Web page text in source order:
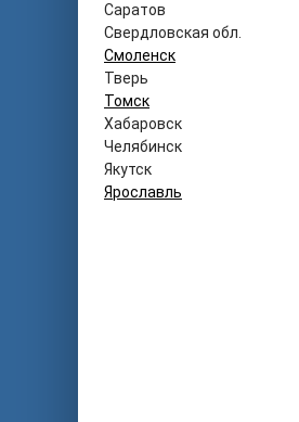
Саратов
Свердловская обл.
Смоленск
Тверь
Томск
Хабаровск
Челябинск
Якутск
Ярославль